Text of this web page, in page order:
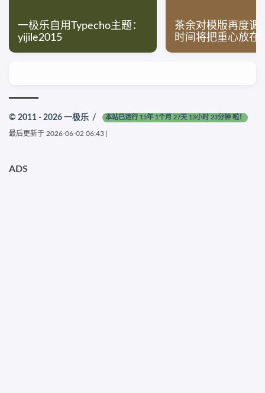
ADS
一极乐自用Typecho主题：
yijile2015
茶余对模版再度调
时间将把重心放在
© 2011 - 2026 一极乐 / 本站已运行 15年 1个月 27天 13小时 23分钟 啦！
最后更新于 2026-06-02 06:43